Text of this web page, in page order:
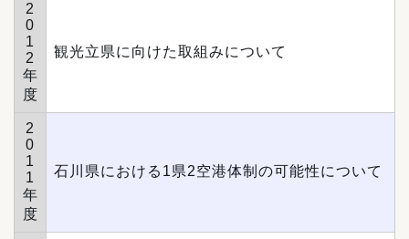
2
0
1
2
年
度
観光立県に向けた取組みについて
2
0
1
1
年
度
石川県における1県2空港体制の可能性について